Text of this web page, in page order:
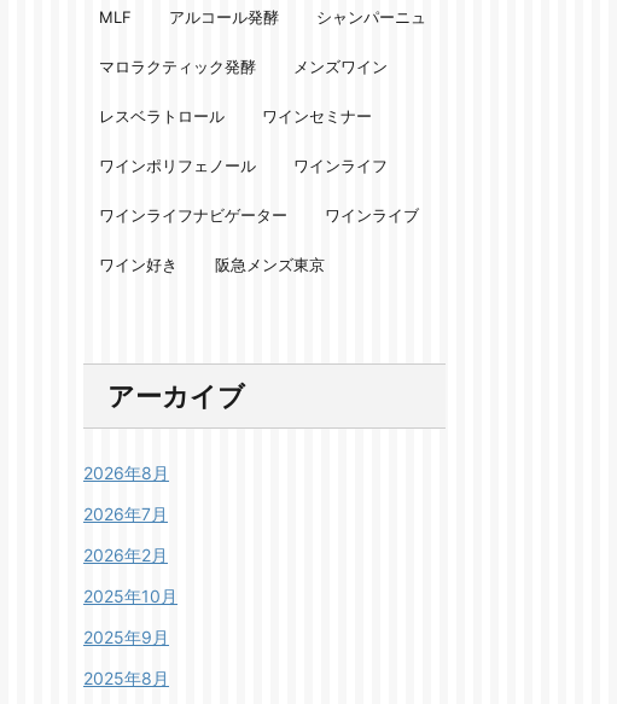
MLF アルコール発酵 シャンパーニュ
マロラクティック発酵 メンズワイン
レスベラトロール ワインセミナー
ワインポリフェノール ワインライフ
ワインライフナビゲーター ワインライブ
ワイン好き 阪急メンズ東京
アーカイブ
2026年8月
2026年7月
2026年2月
2025年10月
2025年9月
2025年8月